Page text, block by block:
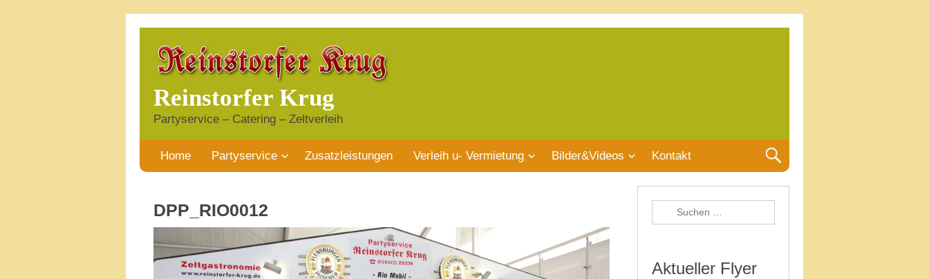
Reinstorfer Krug
Partyservice – Catering – Zeltverleih
Home Partyservice Zusatzleistungen Verleih u- Vermietung Bilder&Videos Kontakt
DPP_RIO0012
Aktueller Flyer